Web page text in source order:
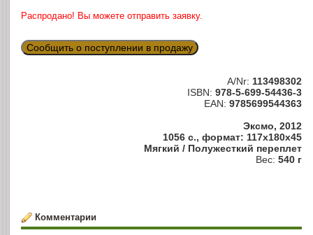
Распродано! Вы можете отправить заявку.
Сообщить о поступлении в продажу
A/Nr: 113498302
ISBN: 978-5-699-54436-3
EAN: 9785699544363
Эксмо, 2012
1056 с., формат: 117x180x45
Мягкий / Полужесткий переплет
Вес: 540 г
Комментарии